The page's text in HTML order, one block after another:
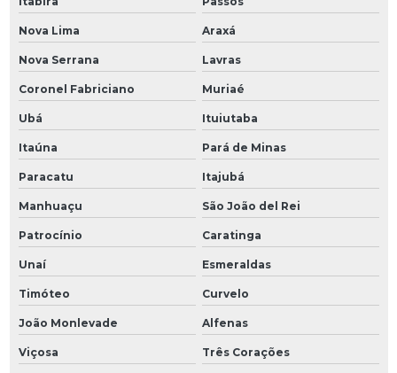
Nova Lima Araxá
Nova Serrana Lavras
Coronel Fabriciano Muriaé
Ubá Ituiutaba
Itaúna Pará de Minas
Paracatu Itajubá
Manhuaçu São João del Rei
Patrocínio Caratinga
Unaí Esmeraldas
Timóteo Curvelo
João Monlevade Alfenas
Viçosa Três Corações